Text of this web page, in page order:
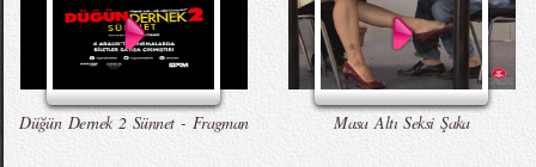
Düğün Dernek 2 Sünnet - Fragman Masa Altı Seksi Şaka